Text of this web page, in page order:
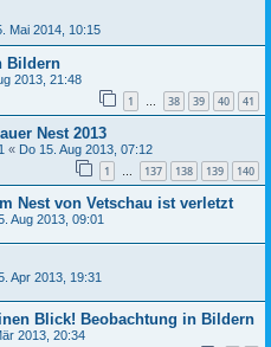
Mai 2014, 10:15
Bildern
2013, 21:48
1 … 38 39 40 41
Nest 2013
« Do 15. Aug 2013, 07:12
1 … 137 138 139 140
Nest von Vetschau ist verletzt
Aug 2013, 09:01
Apr 2013, 19:31
Blick! Beobachtung in Bildern
2013, 20:34